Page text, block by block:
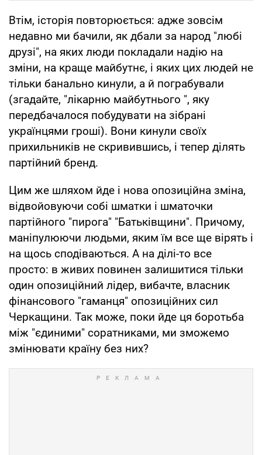
Втім, історія повторюється: адже зовсім
недавно ми бачили, як дбали за народ "любі
друзі", на яких люди покладали надію на
зміни, на краще майбутнє, і яких цих людей не
тільки банально кинули, а й пограбували
(згадайте, "лікарню майбутнього ", яку
передбачалося побудувати на зібрані
українцями гроші). Вони кинули своїх
прихильників не скривившись, і тепер ділять
партійний бренд.
Цим же шляхом йде і нова опозиційна зміна,
відвойовуючи собі шматки і шматочки
партійного "пирога" "Батьківщини". Причому,
маніпулюючи людьми, яким їм все ще вірять і
на щось сподіваються. А на ділі-то все
просто: в живих повинен залишитися тільки
один опозиційний лідер, вибачте, власник
фінансового "гаманця" опозиційних сил
Черкащини. Так може, поки йде ця боротьба
між "єдиними" соратниками, ми зможемо
змінювати країну без них?